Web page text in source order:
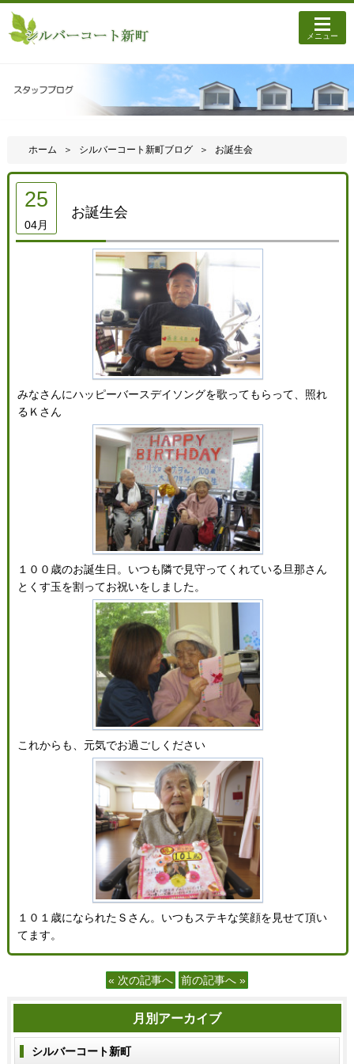
メニュー
ホーム シルバーコート新町ブログ お誕生会
25
04月
お誕生会
みなさんにハッピーバースデイソングを歌ってもらって、照れ
るＫさん
１００歳のお誕生日。いつも隣で見守ってくれている旦那さん
とくす玉を割ってお祝いをしました。
これからも、元気でお過ごしください
１０１歳になられたＳさん。いつもステキな笑顔を見せて頂い
てます。
« 次の記事へ 前の記事へ »
月別アーカイブ
シルバーコート新町